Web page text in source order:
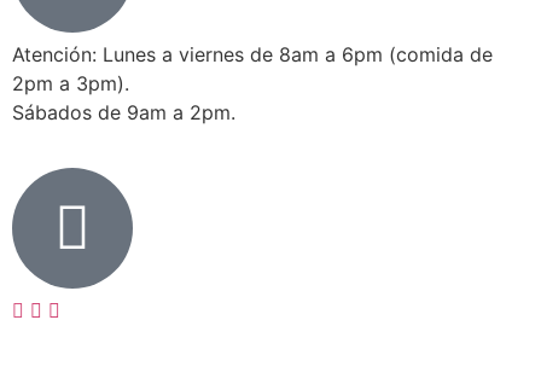
Atención: Lunes a viernes de 8am a 6pm (comida de
2pm a 3pm).
Sábados de 9am a 2pm.